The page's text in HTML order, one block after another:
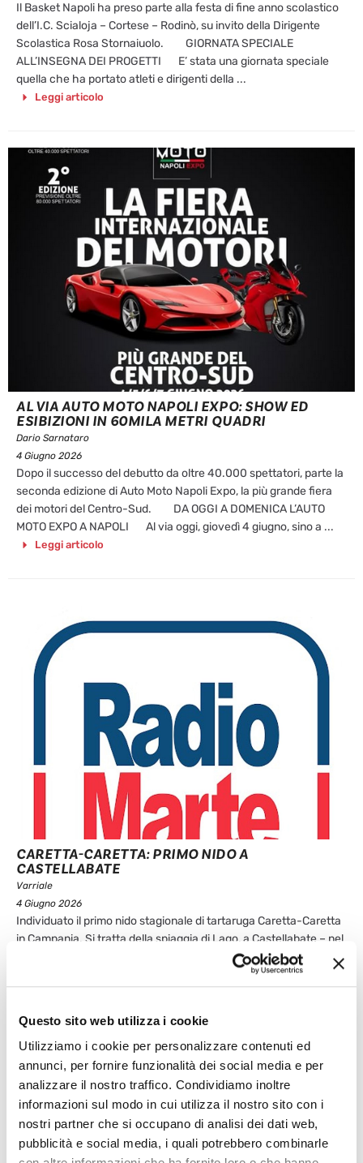
Questo sito web utilizza i cookie
Utilizziamo i cookie per personalizzare contenuti ed
annunci, per fornire funzionalità dei social media e per
analizzare il nostro traffico. Condividiamo inoltre
informazioni sul modo in cui utilizza il nostro sito con i
nostri partner che si occupano di analisi dei dati web,
pubblicità e social media, i quali potrebbero combinarle
Il Basket Napoli ha preso parte alla festa di fine anno scolastico
dell’I.C. Scialoja – Cortese – Rodinò, su invito della Dirigente
Scolastica Rosa Stornaiuolo. GIORNATA SPECIALE
ALL’INSEGNA DEI PROGETTI E’ stata una giornata speciale
quella che ha portato atleti e dirigenti della ...
Leggi articolo
AL VIA AUTO MOTO NAPOLI EXPO: SHOW ED
ESIBIZIONI IN 60MILA METRI QUADRI
Dario Sarnataro
4 Giugno 2026
Dopo il successo del debutto da oltre 40.000 spettatori, parte la
seconda edizione di Auto Moto Napoli Expo, la più grande fiera
dei motori del Centro-Sud. DA OGGI A DOMENICA L’AUTO
MOTO EXPO A NAPOLI Al via oggi, giovedì 4 giugno, sino a ...
Leggi articolo
CARETTA-CARETTA: PRIMO NIDO A
CASTELLABATE
Varriale
4 Giugno 2026
Individuato il primo nido stagionale di tartaruga Caretta-Caretta
in Campania. Si tratta della spiaggia di Lago, a Castellabate – nel
Salernitano, in prossimità di Punta Tresino. Caretta-Caretta,
primo nido stagionale a Castellabate, nel Salernitano La
Leggi articolo